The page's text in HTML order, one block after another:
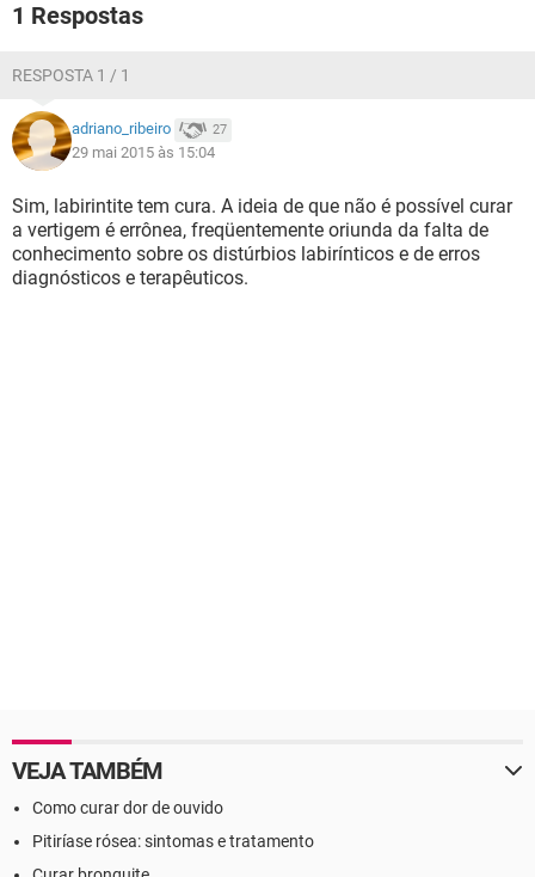
1 Respostas
RESPOSTA 1 / 1
adriano_ribeiro 27
29 mai 2015 às 15:04
Sim, labirintite tem cura. A ideia de que não é possível curar
a vertigem é errônea, freqüentemente oriunda da falta de
conhecimento sobre os distúrbios labirínticos e de erros
diagnósticos e terapêuticos.
VEJA TAMBÉM
Como curar dor de ouvido
Pitiríase rósea: sintomas e tratamento